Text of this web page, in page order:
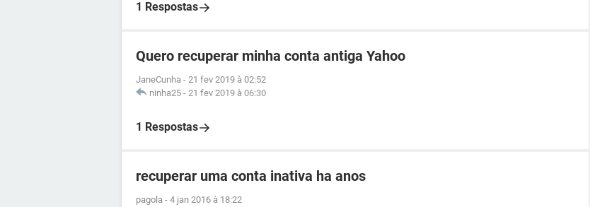
1 Respostas
Quero recuperar minha conta antiga Yahoo
JaneCunha - 21 fev 2019 à 02:52
ninha25 - 21 fev 2019 à 06:30
1 Respostas
recuperar uma conta inativa ha anos
pagola - 4 jan 2016 à 18:22